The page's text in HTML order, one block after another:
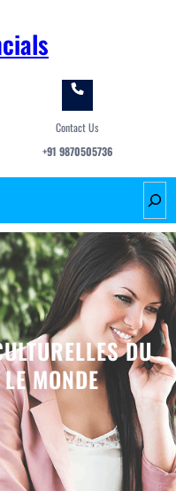
Contact Us
+91 9870505736
e
a
r
c
h
DU
MONDE